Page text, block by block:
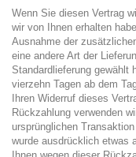
Wenn Sie diesen Vertrag
wir von Ihnen erhalten
Ausnahme der
eine andere Art der
Standardlieferung gewählt
vierzehn Tagen ab dem
Ihren Widerruf dieses
Rückzahlung verwenden
ursprünglichen
wurde ausdrücklich etwas